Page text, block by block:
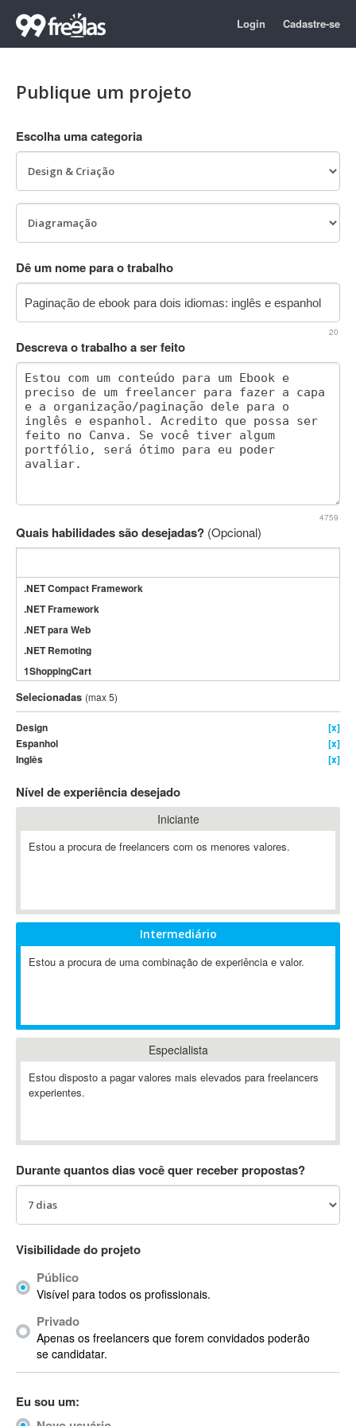
Login Cadastre-se
Publique um projeto
Escolha uma categoria
Dê um nome para o trabalho
20
Descreva o trabalho a ser feito
4759
Quais habilidades são desejadas? (Opcional)
.NET Compact Framework
.NET Framework
.NET para Web
.NET Remoting
1ShoppingCart
3DS Max
3GSM
4D Dimension
802.11
A-GPS
ABBYY FineReader
AbleCommerce
Ableton Push
Abstract Window Toolkit (AWT)
Absynth
ACARS
AccountMate
ACDSee
ACID Pro
ACPI
Acrobat
Acrobat X
Acronis
Actian
Actimize
ActionScript
Active Directory
Selecionadas (max 5)
Design
[x]
Espanhol
[x]
Inglês
[x]
Nível de experiência desejado
Iniciante
Estou a procura de freelancers com os menores valores.
Intermediário
Estou a procura de uma combinação de experiência e valor.
Especialista
Estou disposto a pagar valores mais elevados para freelancers
experientes.
Durante quantos dias você quer receber propostas?
Visibilidade do projeto
Público
Visível para todos os profissionais.
Privado
Apenas os freelancers que forem convidados poderão
se candidatar.
Eu sou um: